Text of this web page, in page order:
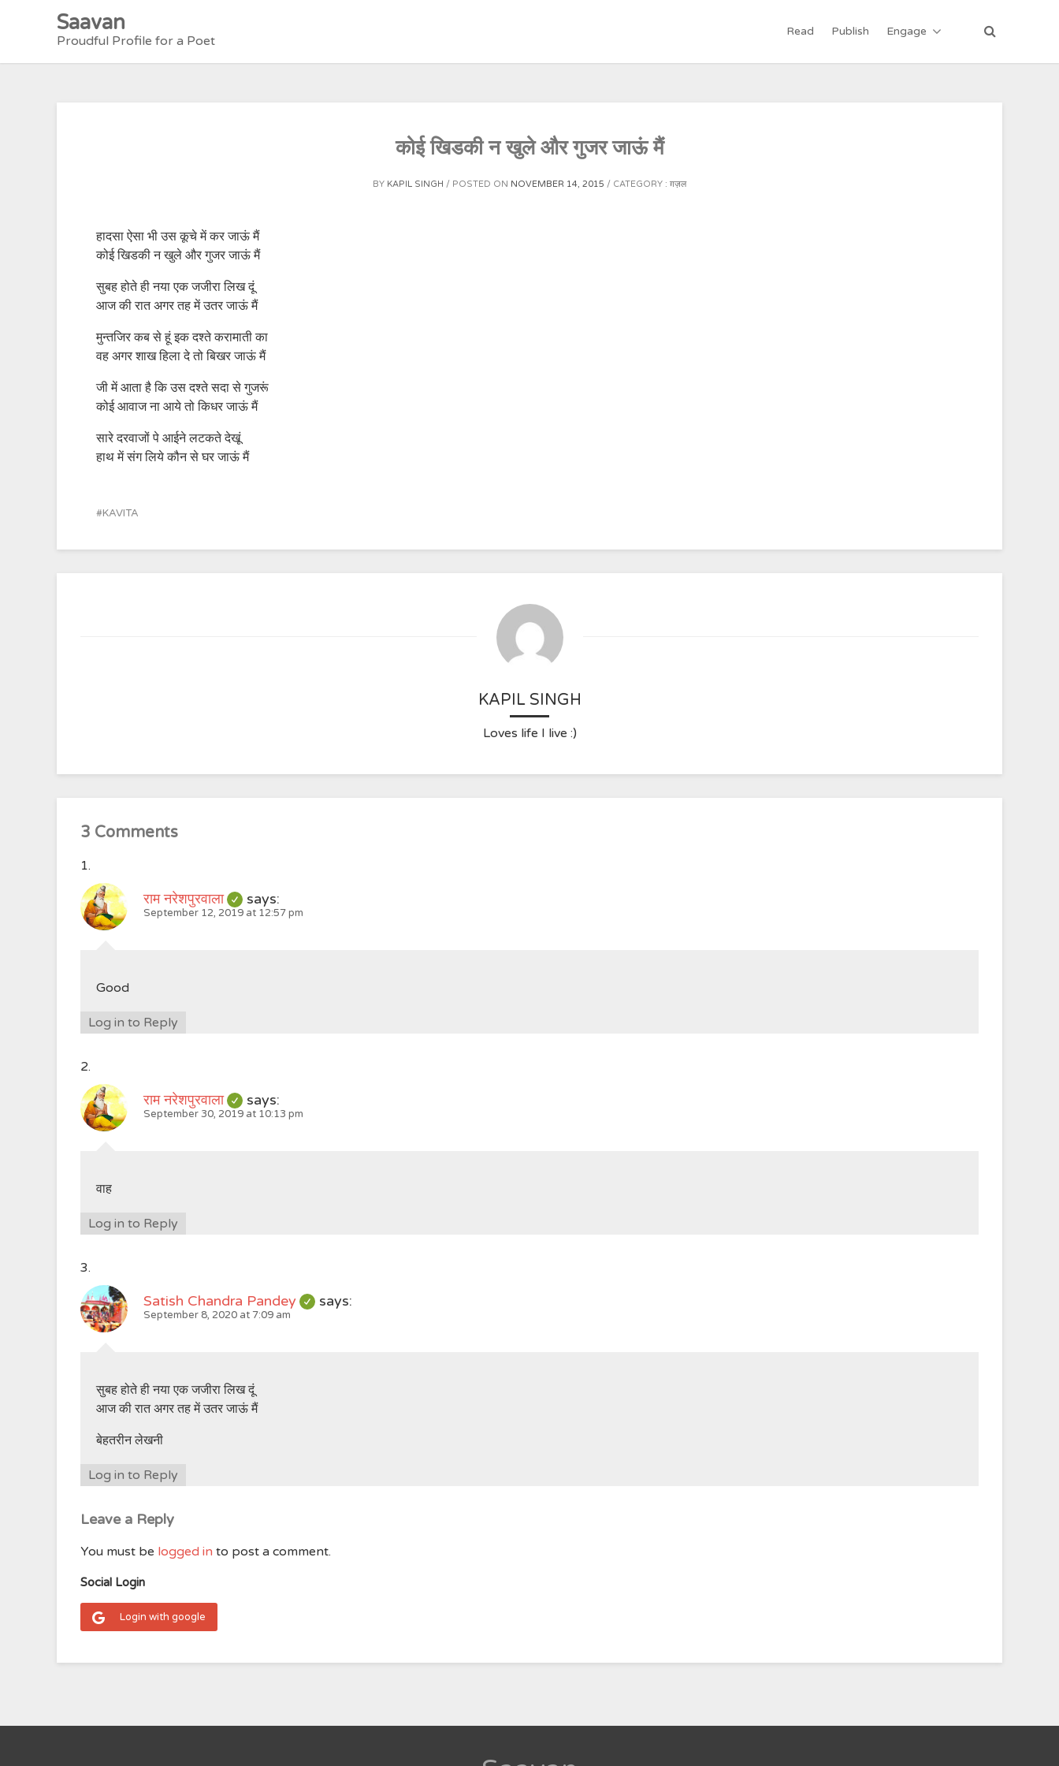
Saavan
Proudful Profile for a Poet
Read Publish Engage
कोई खिडकी न खुले और गुजर जाऊं मैं
BY KAPIL SINGH POSTED ON NOVEMBER 14, 2015 CATEGORY : ग़ज़ल
हादसा ऐसा भी उस कूचे में कर जाऊं मैं
कोई खिडकी न खुले और गुजर जाऊं मैं
सुबह होते ही नया एक जजीरा लिख दूं
आज की रात अगर तह में उतर जाऊं मैं
मुन्तजिर कब से हूं इक दश्ते करामाती का
वह अगर शाख हिला दे तो बिखर जाऊं मैं
जी में आता है कि उस दश्ते सदा से गुजरूं
कोई आवाज ना आये तो किधर जाऊं मैं
सारे दरवाजों पे आईने लटकते देखूं
हाथ में संग लिये कौन से घर जाऊं मैं
KAVITA
KAPIL SINGH
Loves life I live :)
3 Comments
राम नरेशपुरवाला says:
September 12, 2019 at 12:57 pm
Good
Log in to Reply
राम नरेशपुरवाला says:
September 30, 2019 at 10:13 pm
वाह
Log in to Reply
Satish Chandra Pandey says:
September 8, 2020 at 7:09 am
सुबह होते ही नया एक जजीरा लिख दूं
आज की रात अगर तह में उतर जाऊं मैं
बेहतरीन लेखनी
Log in to Reply
Leave a Reply
You must be logged in to post a comment.
Social Login
Login with google